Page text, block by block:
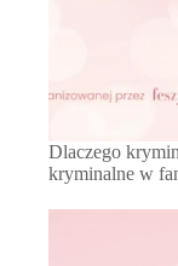
Dlaczego
kryminalne w